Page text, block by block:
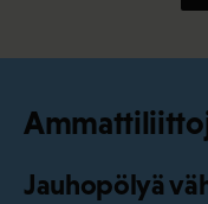
Jauhopölyä